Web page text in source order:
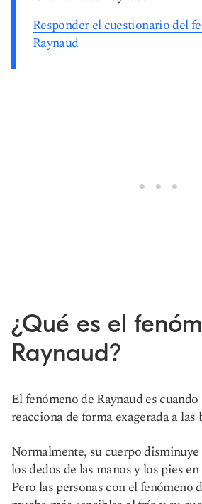
Responder el cuestionario del
Raynaud
¿Qué es el
Raynaud?
El fenómeno de Raynaud es
reacciona de forma exagerada a las
Normalmente, su cuerpo
los dedos de las manos y los pies
Pero las personas con el fenómeno